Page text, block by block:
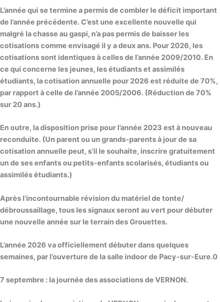
L’année qui se termine a permis de combler le déficit important
de l’année précédente. C’est une excellente nouvelle qui
malgré la chasse au gaspi, n’a pas permis de baisser les
cotisations comme envisagé il y a deux ans. Pour 2026, les
cotisations sont identiques à celles de l’année 2009/2010. En
ce qui concerne les jeunes, les étudiants et assimilés
étudiants, la cotisation annuelle pour 2026 est réduite de 70%,
par rapport à celle de l’année 2005/2006. (Réduction de 70%
sur 20 ans.)
En outre, la disposition prise pour l’année 2023 est à nouveau
reconduite. (Un parent ou un grands-parents à jour de sa
cotisation annuelle peut, s’il le souhaite, inscrire gratuitement
un de ses enfants ou petits-enfants scolarisés, étudiants ou
assimilés étudiants.)
Après l’incontournable révision du matériel de tonte/
débroussaillage, tous les signaux seront au vert pour débuter
une nouvelle année sur le terrain des Grouettes.
L’année 2026 va officiellement débuter dans quelques
semaines, par l’ouverture de la salle indoor de Pacy-sur-Eure.0
7 septembre : la journée des associations de VERNON.